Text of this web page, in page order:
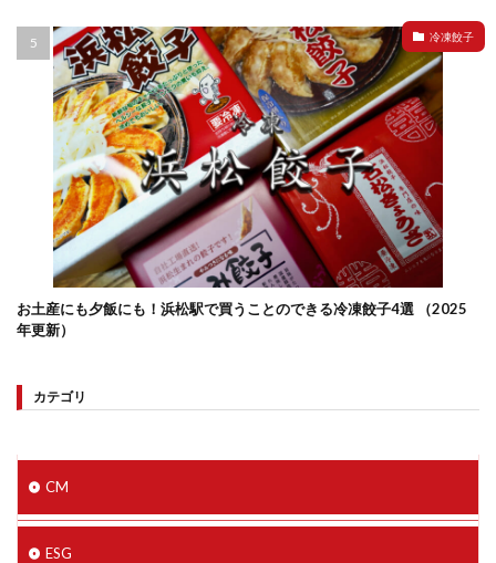
冷凍餃子
お土産にも夕飯にも！浜松駅で買うことのできる冷凍餃子4選 （2025
年更新）
カテゴリ
CM
ESG